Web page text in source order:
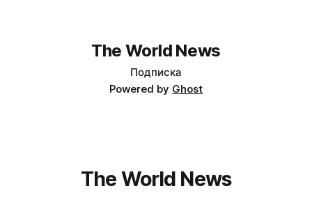
The World News
Подписка
Powered by Ghost
The World News